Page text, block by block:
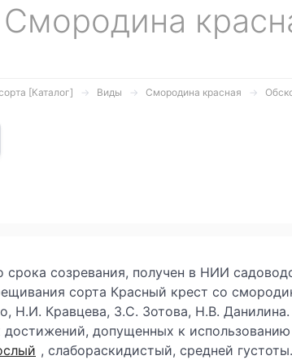
[Каталог] Виды Смородина красная
срока созревания, получен в НИИ
сорта Красный крест со
Н.И. Кравцева, З.С. Зотова, Н.В. Данилина.
достижений, допущенных к
, слабораскидистый, средней